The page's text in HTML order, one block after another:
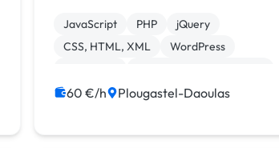
Particulier ou entreprise, indépendant,
association, mettons de côtés les aspects
JavaScript PHP
jQuery
CSS, HTML, XML
WordPress
Référencement, liens
Maintenance
60 €/h Plougastel-Daoulas